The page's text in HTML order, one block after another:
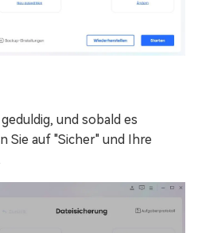
und sobald es
Sie auf "Sicher" und Ihre